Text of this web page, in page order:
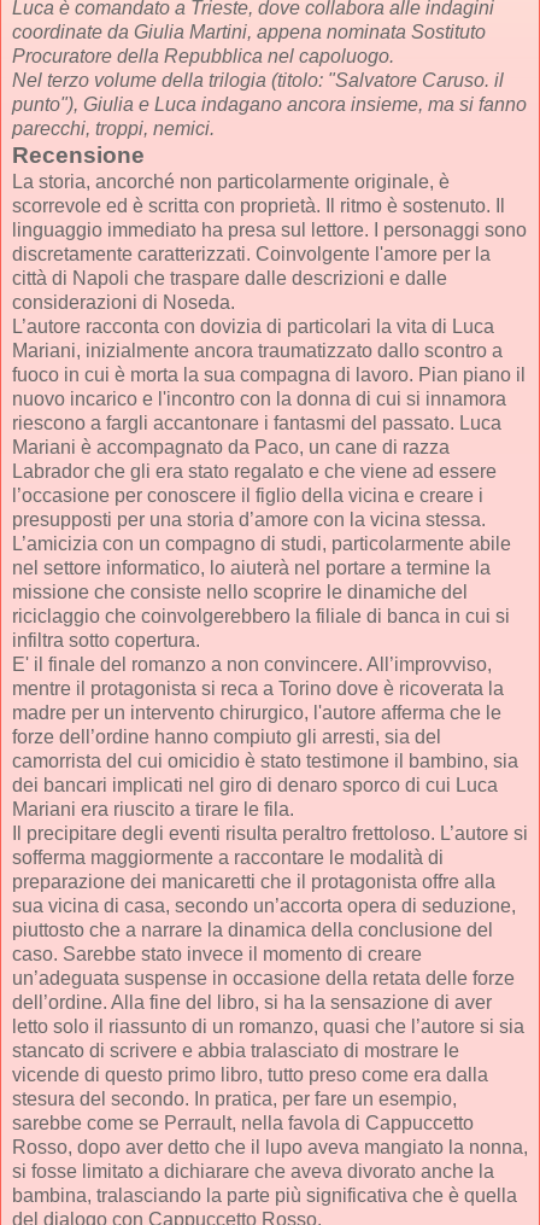
Luca è comandato a Trieste, dove collabora alle indagini
coordinate da Giulia Martini, appena nominata Sostituto
Procuratore della Repubblica nel capoluogo.
Nel terzo volume della trilogia (titolo: "Salvatore Caruso. il
punto"), Giulia e Luca indagano ancora insieme, ma si fanno
parecchi, troppi, nemici.
Recensione
La storia, ancorché non particolarmente originale, è
scorrevole ed è scritta con proprietà. Il ritmo è sostenuto. Il
linguaggio immediato ha presa sul lettore. I personaggi sono
discretamente caratterizzati. Coinvolgente l'amore per la
città di Napoli che traspare dalle descrizioni e dalle
considerazioni di Noseda.
L’autore racconta con dovizia di particolari la vita di Luca
Mariani, inizialmente ancora traumatizzato dallo scontro a
fuoco in cui è morta la sua compagna di lavoro. Pian piano il
nuovo incarico e l'incontro con la donna di cui si innamora
riescono a fargli accantonare i fantasmi del passato. Luca
Mariani è accompagnato da Paco, un cane di razza
Labrador che gli era stato regalato e che viene ad essere
l’occasione per conoscere il figlio della vicina e creare i
presupposti per una storia d’amore con la vicina stessa.
L’amicizia con un compagno di studi, particolarmente abile
nel settore informatico, lo aiuterà nel portare a termine la
missione che consiste nello scoprire le dinamiche del
riciclaggio che coinvolgerebbero la filiale di banca in cui si
infiltra sotto copertura.
E' il finale del romanzo a non convincere. All’improvviso,
mentre il protagonista si reca a Torino dove è ricoverata la
madre per un intervento chirurgico, l'autore afferma che le
forze dell’ordine hanno compiuto gli arresti, sia del
camorrista del cui omicidio è stato testimone il bambino, sia
dei bancari implicati nel giro di denaro sporco di cui Luca
Mariani era riuscito a tirare le fila.
Il precipitare degli eventi risulta peraltro frettoloso. L’autore si
sofferma maggiormente a raccontare le modalità di
preparazione dei manicaretti che il protagonista offre alla
sua vicina di casa, secondo un’accorta opera di seduzione,
piuttosto che a narrare la dinamica della conclusione del
caso. Sarebbe stato invece il momento di creare
un’adeguata suspense in occasione della retata delle forze
dell’ordine. Alla fine del libro, si ha la sensazione di aver
letto solo il riassunto di un romanzo, quasi che l’autore si sia
stancato di scrivere e abbia tralasciato di mostrare le
vicende di questo primo libro, tutto preso come era dalla
stesura del secondo. In pratica, per fare un esempio,
sarebbe come se Perrault, nella favola di Cappuccetto
Rosso, dopo aver detto che il lupo aveva mangiato la nonna,
si fosse limitato a dichiarare che aveva divorato anche la
bambina, tralasciando la parte più significativa che è quella
del dialogo con Cappuccetto Rosso.